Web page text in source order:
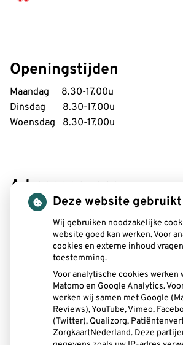
Openingstijden
Maandag 8.30-17.00u
Dinsdag 8.30-17.00u
Woensdag 8.30-17.00u
Adresgegevens:
SitTand
Bergstraat 3
6131 AV Sittard
info@sittand.nl
046-2077124
E-mail intercollegiaal:
Deze website
Wij gebruiken noodzakelijke
website goed kan werken. Voor
cookies en externe inhoud
toestemming.
Voor analytische cookies werken
Matomo en Google Analytics.
werken wij samen met Google
Reviews), YouTube, Vimeo,
(Twitter), Qualizorg,
ZorgkaartNederland. Deze